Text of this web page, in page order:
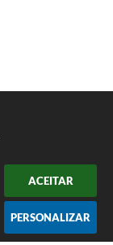
ACEITAR
PERSONALIZAR